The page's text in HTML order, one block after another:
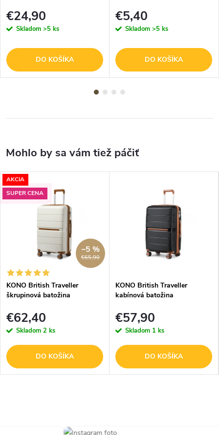
€24,90
Skladom >5 ks
DO KOŠÍKA
€5,40
Skladom >5 ks
DO KOŠÍKA
AKCIA
SUPER CENA
€65,90
–5 %
KONO British Traveller
škrupinová batožina
€62,40
Skladom 2 ks
DO KOŠÍKA
KONO British Traveller
kabínová batožina
€57,90
Skladom 1 ks
DO KOŠÍKA